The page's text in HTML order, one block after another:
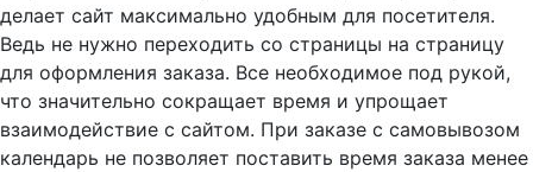
делает сайт максимально удобным для посетителя.
Ведь не нужно переходить со страницы на страницу
для оформления заказа. Все необходимое под рукой,
что значительно сокращает время и упрощает
взаимодействие с сайтом. При заказе с самовывозом
календарь не позволяет поставить время заказа менее